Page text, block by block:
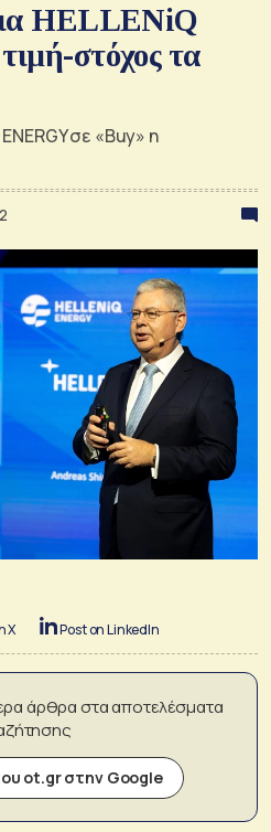
HELLENiQ
στόχος τα
σε «Buy» η
X Post on LinkedIn
άρθρα στα αποτελέσματα
ot.gr στην Google